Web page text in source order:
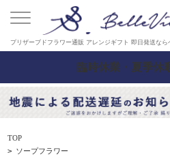
プリザーブドフラワー通販 アレンジギフト 即日発送な
臨時休業・夏季休
TOP
> ソープフラワー